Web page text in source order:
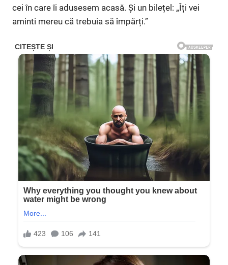
cei în care îi adusesem acasă. Și un bilețel: „Îți vei
aminti mereu că trebuia să împărți.”